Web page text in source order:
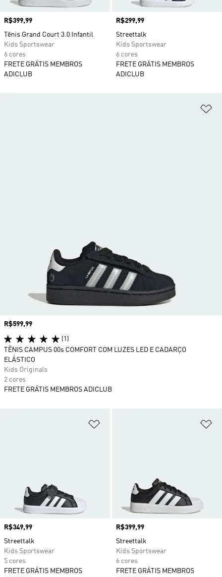
Preço
R$399,99
Tênis Grand Court 3.0 Infantil
Kids Sportswear
6 cores
FRETE GRÁTIS MEMBROS
ADICLUB
Preço
R$299,99
Streettalk
Kids Sportswear
6 cores
FRETE GRÁTIS MEMBROS
ADICLUB
Preço
R$349,99
Streettalk
Kids Sportswear
5 cores
FRETE GRÁTIS MEMBROS
Preço
R$399,99
Streettalk
Kids Sportswear
6 cores
FRETE GRÁTIS MEMBROS
Preço
R$599,99
(1)
TÊNIS CAMPUS 00s COMFORT COM LUZES LED E CADARÇO
ELÁSTICO
Kids Originals
2 cores
FRETE GRÁTIS MEMBROS ADICLUB